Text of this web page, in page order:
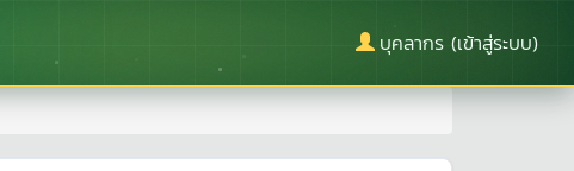
บุคลากร (เข้าสู่ระบบ)